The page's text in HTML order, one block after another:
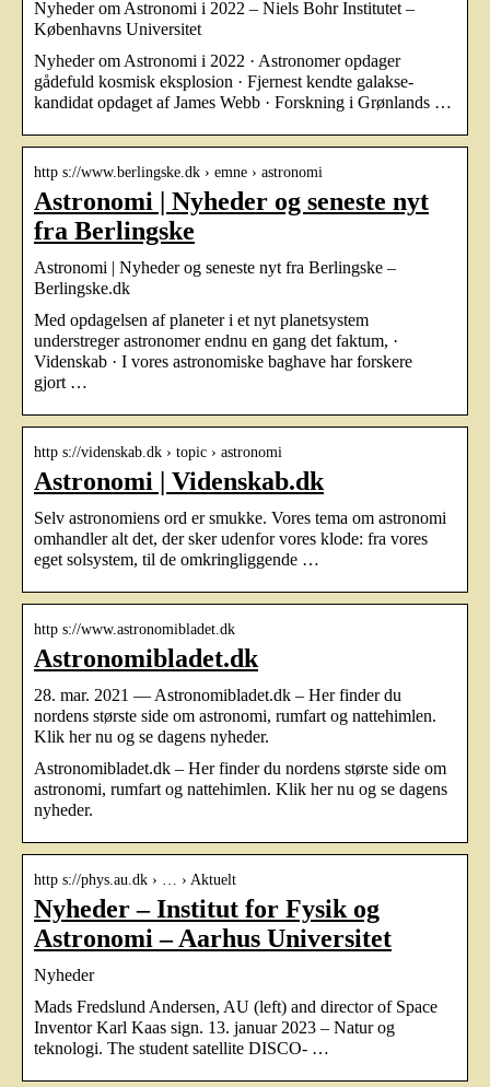
Nyheder om Astronomi i 2022 – Niels Bohr Institutet –
Københavns Universitet
Nyheder om Astronomi i 2022 · Astronomer opdager
gådefuld kosmisk eksplosion · Fjernest kendte galakse-
kandidat opdaget af James Webb · Forskning i Grønlands …
http s://www.berlingske.dk › emne › astronomi
Astronomi | Nyheder og seneste nyt
fra Berlingske
Astronomi | Nyheder og seneste nyt fra Berlingske –
Berlingske.dk
Med opdagelsen af planeter i et nyt planetsystem
understreger astronomer endnu en gang det faktum, ·
Videnskab · I vores astronomiske baghave har forskere
gjort …
http s://videnskab.dk › topic › astronomi
Astronomi | Videnskab.dk
Selv astronomiens ord er smukke. Vores tema om astronomi
omhandler alt det, der sker udenfor vores klode: fra vores
eget solsystem, til de omkringliggende …
http s://www.astronomibladet.dk
Astronomibladet.dk
28. mar. 2021 — Astronomibladet.dk – Her finder du
nordens største side om astronomi, rumfart og nattehimlen.
Klik her nu og se dagens nyheder.
Astronomibladet.dk – Her finder du nordens største side om
astronomi, rumfart og nattehimlen. Klik her nu og se dagens
nyheder.
http s://phys.au.dk › … › Aktuelt
Nyheder – Institut for Fysik og
Astronomi – Aarhus Universitet
Nyheder
Mads Fredslund Andersen, AU (left) and director of Space
Inventor Karl Kaas sign. 13. januar 2023 – Natur og
teknologi. The student satellite DISCO- …